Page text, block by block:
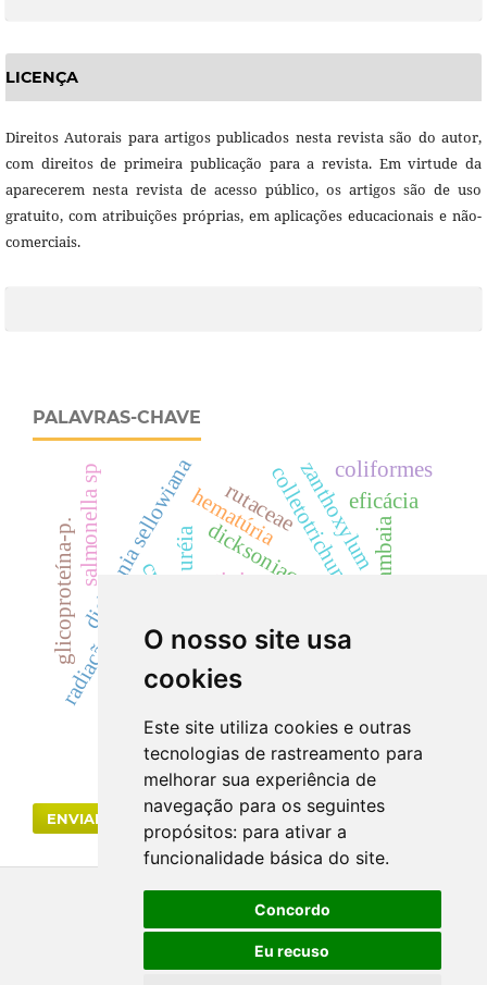
O nosso site usa
cookies
Este site utiliza cookies e outras
tecnologias de rastreamento para
melhorar sua experiência de
navegação para os seguintes
propósitos: para ativar a
funcionalidade básica do site.
Concordo
Eu recuso
LICENÇA
Direitos Autorais para artigos publicados nesta revista são do autor,
com direitos de primeira publicação para a revista. Em virtude da
aparecerem nesta revista de acesso público, os artigos são de uso
gratuito, com atribuições próprias, em aplicações educacionais e não-
comerciais.
PALAVRAS-CHAVE
creatinina
dicksoniaceae
dicksonia sellowiana
cylindrocladium colletotrichum acutatum
acácias
cilindrúria.
uréiahematúria
radiação gamalandrace
zanthoxylum
rutaceae
samambaia
salmonella sp eficácia
coliformes
glicoproteína-p.
ENVIAR SUBMISSÃO